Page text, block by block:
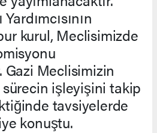
kurul, Meclisimizde
Gazi Meclisimizin
işleyişini takip
tavsiyelerde
konuştu.